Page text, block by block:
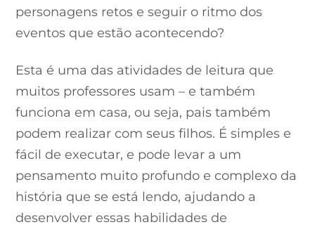
personagens retos e seguir o ritmo dos
eventos que estão acontecendo?
Esta é uma das atividades de leitura que
muitos professores usam – e também
funciona em casa, ou seja, pais também
podem realizar com seus filhos. É simples e
fácil de executar, e pode levar a um
pensamento muito profundo e complexo da
história que se está lendo, ajudando a
desenvolver essas habilidades de